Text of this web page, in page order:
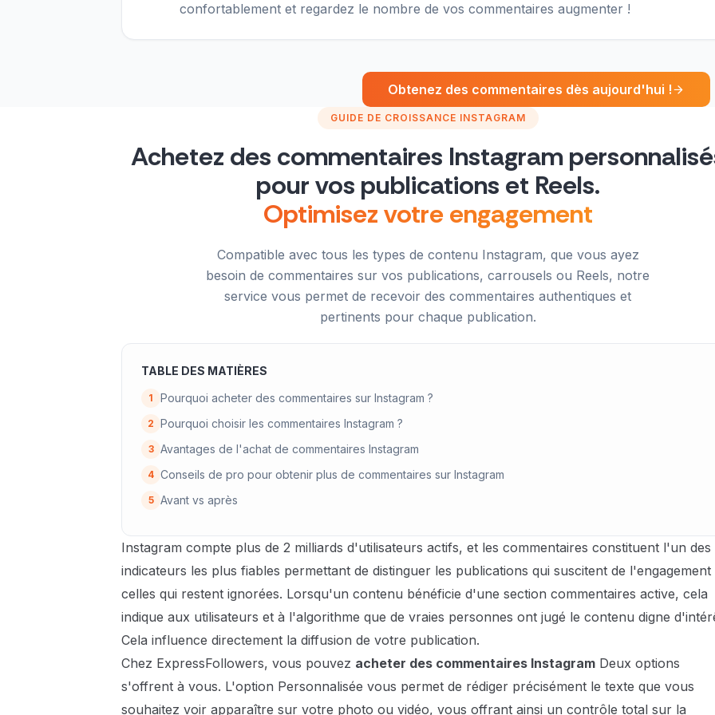
confortablement et regardez le nombre de vos commentaires augmenter !
Obtenez des commentaires dès aujourd'hui !
GUIDE DE CROISSANCE INSTAGRAM
Achetez des commentaires Instagram
pour vos publications et Reels.
Optimisez votre engagement
Compatible avec tous les types de contenu Instagram, que vous ayez
besoin de commentaires sur vos publications, carrousels ou Reels, notre
service vous permet de recevoir des commentaires authentiques et
pertinents pour chaque publication.
TABLE DES MATIÈRES
1 Pourquoi acheter des commentaires sur Instagram ?
2 Pourquoi choisir les commentaires Instagram ?
3 Avantages de l'achat de commentaires Instagram
4 Conseils de pro pour obtenir plus de commentaires sur Instagram
5 Avant vs après
Instagram compte plus de 2 milliards d'utilisateurs actifs, et les commentaires constituent l'un des
indicateurs les plus fiables permettant de distinguer les publications qui suscitent de l'engagement
celles qui restent ignorées. Lorsqu'un contenu bénéficie d'une section commentaires active, cela
indique aux utilisateurs et à l'algorithme que de vraies personnes ont jugé le contenu digne
Cela influence directement la diffusion de votre publication.
Chez ExpressFollowers, vous pouvez acheter des commentaires Instagram Deux options
s'offrent à vous. L'option Personnalisée vous permet de rédiger précisément le texte que vous
souhaitez voir apparaître sur votre photo ou vidéo, vous offrant ainsi un contrôle total sur la